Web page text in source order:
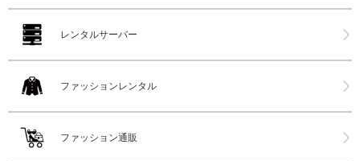
レンタルサーバー
ファッションレンタル
ファッション通販